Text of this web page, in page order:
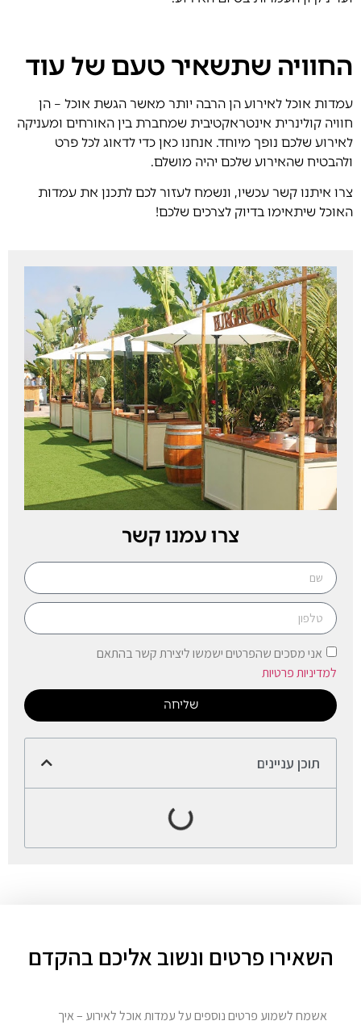
החוויה שתשאיר טעם של עוד
עמדות אוכל לאירוע הן הרבה יותר מאשר הגשת אוכל – הן
חוויה קולינרית אינטראקטיבית שמחברת בין האורחים ומעניקה
לאירוע שלכם נופך מיוחד. אנחנו כאן כדי לדאוג לכל פרט
ולהבטיח שהאירוע שלכם יהיה מושלם.
צרו איתנו קשר עכשיו, ונשמח לעזור לכם לתכנן את עמדות
האוכל שיתאימו בדיוק לצרכים שלכם!
צרו עמנו קשר
אני מסכים שהפרטים ישמשו ליצירת קשר בהתאם
למדיניות פרטיות
שליחה
תוכן עניינים
השאירו פרטים ונשוב אליכם בהקדם
אשמח לשמוע פרטים נוספים על עמדות אוכל לאירוע – איך